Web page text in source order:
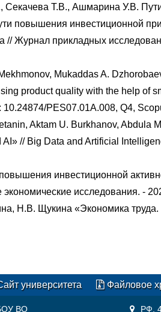
Секачева Т.В., Ашмарина У.В.
повышения инвестиционной
// Журнал прикладных
Mukaddas A.
product quality with the help of
10.24874/PES07.01A.008, Q4,
Aktam U. Burkhanov, Abdula
AI» // Big Data and Artificial
инвестиционной
экономические исследования. -
Н.В. Щукина «Экономика труда.
университета Файловое
ВО РФ,